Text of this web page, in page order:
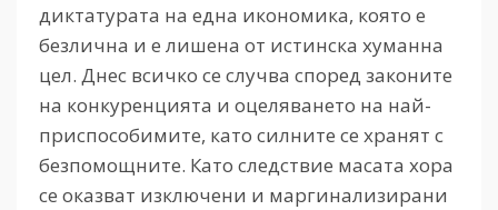
диктатурата на една икономика, която е
безлична и е лишена от истинска хуманна
цел. Днес всичко се случва според законите
на конкуренцията и оцеляването на най-
приспособимите, като силните се хранят с
безпомощните. Като следствие масата хора
се оказват изключени и маргинализирани